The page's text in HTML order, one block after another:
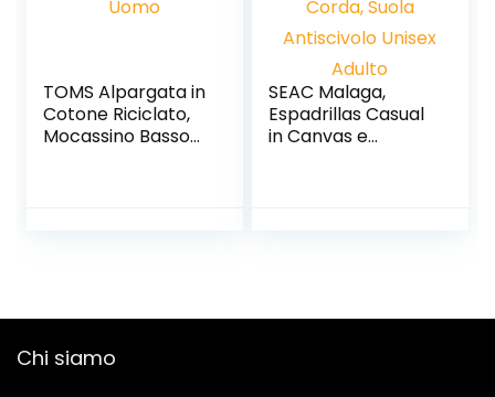
TOMS Alpargata in
Cotone Riciclato,
Mocassino Basso
SEAC Malaga,
Espadrillas Casual
in Canvas e
Chi siamo